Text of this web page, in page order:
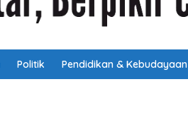
Politik Pendidikan & Kebudayaan